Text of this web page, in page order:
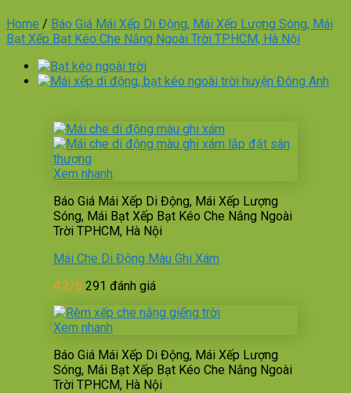
Home / Báo Giá Mái Xếp Di Động, Mái Xếp Lượng Sóng, Mái
Bạt Xếp Bạt Kéo Che Nắng Ngoài Trời TPHCM, Hà Nội
Xem nhanh
Báo Giá Mái Xếp Di Động, Mái Xếp Lượng
Sóng, Mái Bạt Xếp Bạt Kéo Che Nắng Ngoài
Trời TPHCM, Hà Nội
Mái Che Di Động Màu Ghi Xám
4.2/5 291 đánh giá
Xem nhanh
Báo Giá Mái Xếp Di Động, Mái Xếp Lượng
Sóng, Mái Bạt Xếp Bạt Kéo Che Nắng Ngoài
Trời TPHCM, Hà Nội